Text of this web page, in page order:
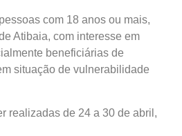
com 18 anos ou mais,
Atibaia, com interesse em
beneficiárias de
situação de vulnerabilidade
realizadas de 24 a 30 de abril,